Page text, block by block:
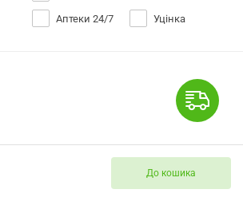
Аптеки 24/7 Уцінка
До кошика